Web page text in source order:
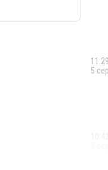
11:29
5